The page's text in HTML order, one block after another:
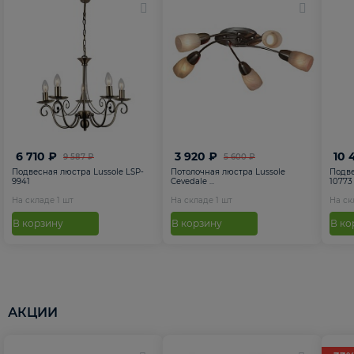
9 587 ₽
6 710 ₽
Подвесная люстра Lussole LSP-
9941
На складе 1 шт
В корзину
5 600 ₽
3 920 ₽
Потолочная люстра Lussole
Cevedale ...
На складе 1 шт
В корзину
10
10773
На
В
АКЦИИ